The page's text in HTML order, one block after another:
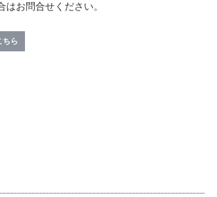
お問合せください。
ちら